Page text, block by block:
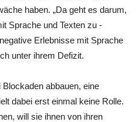
haben. „Da geht es darum,
Sprache und Texten zu
Erlebnisse mit Sprache
unter ihrem Defizit.
abbauen, eine
dabei erst einmal keine Rolle.
will sie ihnen von ihren